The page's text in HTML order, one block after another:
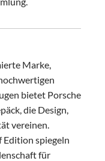
Marke,
bietet Porsche
die Design,
vereinen.
Edition spiegeln
für